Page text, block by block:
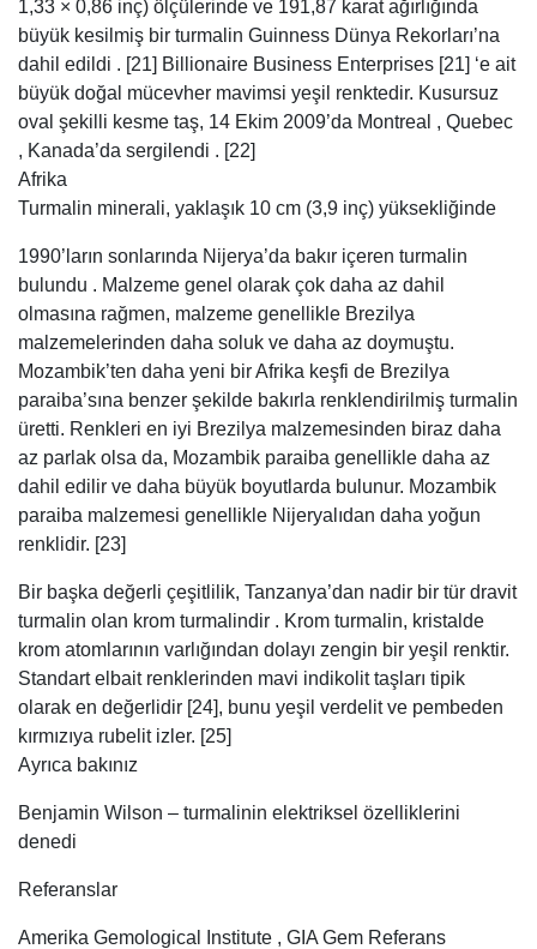
1,33 × 0,86 inç) ölçülerinde ve 191,87 karat ağırlığında
büyük kesilmiş bir turmalin Guinness Dünya Rekorları’na
dahil edildi . [21] Billionaire Business Enterprises [21] ‘e ait
büyük doğal mücevher mavimsi yeşil renktedir. Kusursuz
oval şekilli kesme taş, 14 Ekim 2009’da Montreal , Quebec
, Kanada’da sergilendi . [22]
Afrika
Turmalin minerali, yaklaşık 10 cm (3,9 inç) yüksekliğinde
1990’ların sonlarında Nijerya’da bakır içeren turmalin
bulundu . Malzeme genel olarak çok daha az dahil
olmasına rağmen, malzeme genellikle Brezilya
malzemelerinden daha soluk ve daha az doymuştu.
Mozambik’ten daha yeni bir Afrika keşfi de Brezilya
paraiba’sına benzer şekilde bakırla renklendirilmiş turmalin
üretti. Renkleri en iyi Brezilya malzemesinden biraz daha
az parlak olsa da, Mozambik paraiba genellikle daha az
dahil edilir ve daha büyük boyutlarda bulunur. Mozambik
paraiba malzemesi genellikle Nijeryalıdan daha yoğun
renklidir. [23]
Bir başka değerli çeşitlilik, Tanzanya’dan nadir bir tür dravit
turmalin olan krom turmalindir . Krom turmalin, kristalde
krom atomlarının varlığından dolayı zengin bir yeşil renktir.
Standart elbait renklerinden mavi indikolit taşları tipik
olarak en değerlidir [24], bunu yeşil verdelit ve pembeden
kırmızıya rubelit izler. [25]
Ayrıca bakınız
Benjamin Wilson – turmalinin elektriksel özelliklerini
denedi
Referanslar
Amerika Gemological Institute , GIA Gem Referans